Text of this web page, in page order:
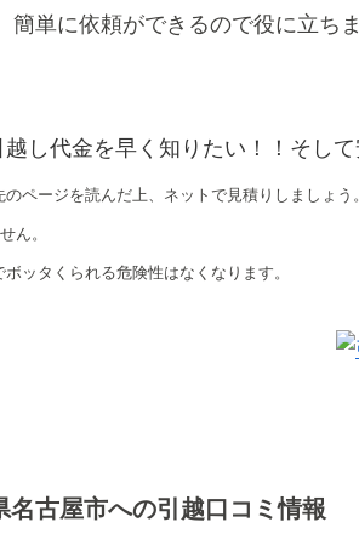
簡単に依頼ができるので役に立ち
越し代金を早く知りたい！！そし
ページを読んだ上、ネットで見積りしましょう。
ん。
ッタくられる危険性はなくなります。
名古屋市への引越口コミ情報